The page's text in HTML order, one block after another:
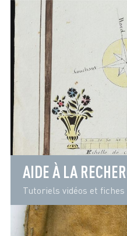
AIDE À LA
Tutoriels vidéos et